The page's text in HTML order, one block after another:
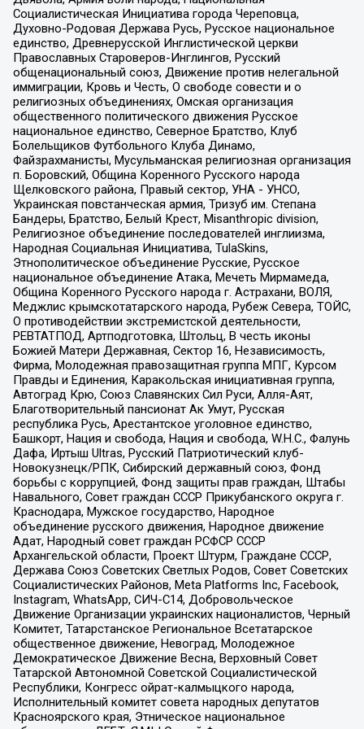
Социалистическая Инициатива города Череповца,
Духовно-Родовая Держава Русь, Русское национальное
единство, Древнерусской Инглистической церкви
Православных Староверов-Инглингов, Русский
общенациональный союз, Движение против нелегальной
иммиграции, Кровь и Честь, О свободе совести и о
религиозных объединениях, Омская организация
общественного политического движения Русское
национальное единство, Северное Братство, Клуб
Болельщиков Футбольного Клуба Динамо,
Файзрахманисты, Мусульманская религиозная организация
п. Боровский, Община Коренного Русского народа
Щелковского района, Правый сектор, УНА - УНСО,
Украинская повстанческая армия, Тризуб им. Степана
Бандеры, Братство, Белый Крест, Misanthropic division,
Религиозное объединение последователей инглиизма,
Народная Социальная Инициатива, TulaSkins,
Этнополитическое объединение Русские, Русское
национальное объединение Атака, Мечеть Мирмамеда,
Община Коренного Русского народа г. Астрахани, ВОЛЯ,
Меджлис крымскотатарского народа, Рубеж Севера, ТОЙС,
О противодействии экстремистской деятельности,
РЕВТАТПОД, Артподготовка, Штольц, В честь иконы
Божией Матери Державная, Сектор 16, Независимость,
Фирма, Молодежная правозащитная группа МПГ, Курсом
Правды и Единения, Каракольская инициативная группа,
Автоград Крю, Союз Славянских Сил Руси, Алля-Аят,
Благотворительный пансионат Ак Умут, Русская
республика Русь, Арестантское уголовное единство,
Башкорт, Нация и свобода, Нация и свобода, W.H.С., Фалунь
Дафа, Иртыш Ultras, Русский Патриотический клуб-
Новокузнецк/РПК, Сибирский державный союз, Фонд
борьбы с коррупцией, Фонд защиты прав граждан, Штабы
Навального, Совет граждан СССР Прикубанского округа г.
Краснодара, Мужское государство, Народное
объединение русского движения, Народное движение
Адат, Народный совет граждан РСФСР СССР
Архангельской области, Проект Штурм, Граждане СССР,
Держава Союз Советских Светлых Родов, Совет Советских
Социалистических Районов, Meta Platforms Inc, Facebook,
Instagram, WhatsApp, СИЧ-С14, Добровольческое
Движение Организации украинских националистов, Черный
Комитет, Татарстанское Региональное Всетатарское
общественное движение, Невоград, Молодежное
Демократическое Движение Весна, Верховный Совет
Татарской Автономной Советской Социалистической
Республики, Конгресс ойрат-калмыцкого народа,
Исполнительный комитет совета народных депутатов
Красноярского края, Этническое национальное